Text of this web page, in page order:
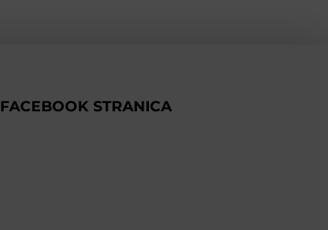
FACEBOOK STRANICA